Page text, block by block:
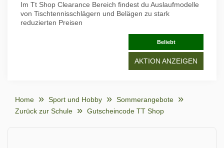
Im Tt Shop Clearance Bereich findest du Auslaufmodelle
von Tischtennisschlägern und Belägen zu stark
reduzierten Preisen
Beliebt
AKTION ANZEIGEN
Home Sport und Hobby
Sommerangebote
Zurück zur Schule
Gutscheincode TT Shop